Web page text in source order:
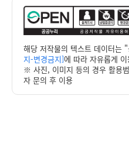
해당 저작물의 텍스트 데이터는
지-변경금지]에 따라 자유롭게
※ 사진, 이미지 등의 경우 활용
자 문의 후 이용